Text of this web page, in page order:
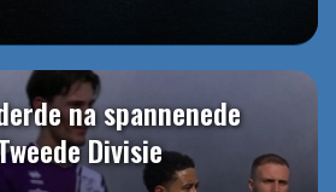
na spannenede
Divisie